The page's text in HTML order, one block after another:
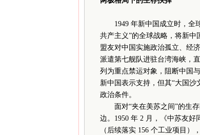
1949 年新中国成立时，全球
共产主义”的全球战略，将新中
盟友对中国实施政治孤立、经
派遣第七舰队进驻台湾海峡，
列为重点禁运对象，阻断中国
新中国表示支持，但其“大国
政治条件。
面对“夹在美苏之间”的生存
边。1950 年 2 月，《中苏友
（后续落实 156 个工业项目）